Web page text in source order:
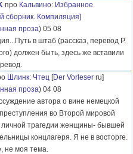
про Кальвино: Избранное
сборник. Компиляция]
проза) 05 08
в штаб (рассказ, перевод Р.
должен быть, здесь же вставили
Шлинк: Чтец [Der Vorleser ru]
проза) 04 08
автора о вине немецкой
во Второй мировой
личной трагедии женщины- бывшей
концлагеря. Я не в восторге.
не моя тема.